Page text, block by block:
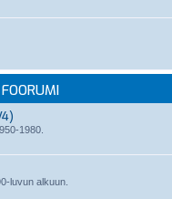
1980.
luvun alkuun.